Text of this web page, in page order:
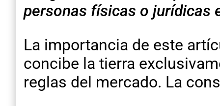
personas físicas o jurídicas
La importancia de este
concibe la tierra
reglas del mercado. La